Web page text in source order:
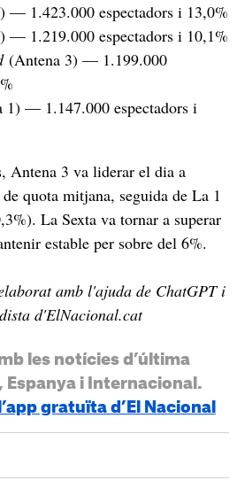
— 1.423.000 espectadors i 13,0%
— 1.219.000 espectadors i 10,1%
(Antena 3) — 1.199.000
— 1.147.000 espectadors i
Antena 3 va liderar el dia a
quota mitjana, seguida de La 1
La Sexta va tornar a superar
estable per sobre del 6%.
amb l'ajuda de ChatGPT i
d'ElNacional.cat
les notícies d’última
Espanya i Internacional.
gratuïta d’El Nacional